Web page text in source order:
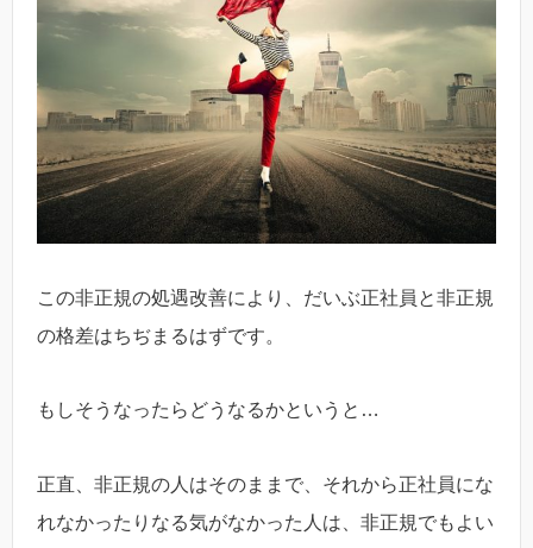
この非正規の処遇改善により、だいぶ正社員と非正規
の格差はちぢまるはずです。
もしそうなったらどうなるかというと…
正直、非正規の人はそのままで、それから正社員にな
れなかったりなる気がなかった人は、非正規でもよい